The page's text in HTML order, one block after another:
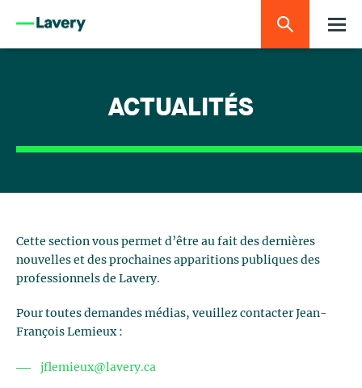
ACTUALITÉS
Cette section vous permet d’être au fait des dernières
nouvelles et des prochaines apparitions publiques des
professionnels de Lavery.
Pour toutes demandes médias, veuillez contacter Jean-
François Lemieux :
jflemieux@lavery.ca